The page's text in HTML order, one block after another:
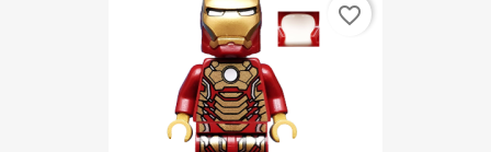
favorite_border